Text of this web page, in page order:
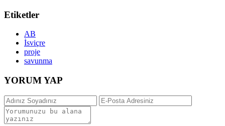
Etiketler
AB
İsviçre
proje
savunma
YORUM YAP